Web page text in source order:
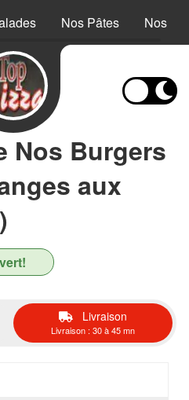
Nos Pâtes Nos
Nos Burgers
aux
Livraison
Livraison : 30 à 45 mn